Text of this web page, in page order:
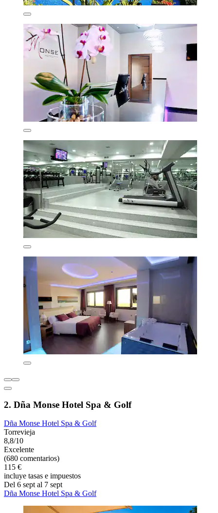
2. Dña Monse Hotel Spa & Golf
Dña Monse Hotel Spa & Golf
Torrevieja
8,8/10
Excelente
(680 comentarios)
115 €
incluye tasas e impuestos
Del 6 sept al 7 sept
Dña Monse Hotel Spa & Golf